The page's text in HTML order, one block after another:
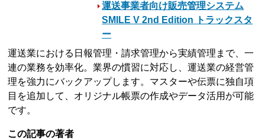
運送事業者向け販売管理システム
SMILE V 2nd Edition トラックスタ
ー
運送業における日報管理・請求管理から実績管理まで、一
連の業務を効率化。業界の慣習に対応し、運送業の経営管
理を強力にバックアップします。マスターや伝票に独自項
目を追加して、オリジナル帳票の作成やデータ活用が可能
です。
この記事の著者